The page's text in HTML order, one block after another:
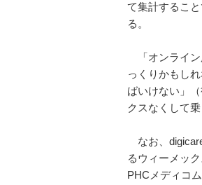
て集計するこ
る。
「オンライン
っくりかもし
ばいけない」
クスなくして
なお、
るウィーメッ
PHCメディコ